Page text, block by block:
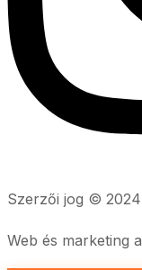
Szerzői jog © 2024
Web és marketing a